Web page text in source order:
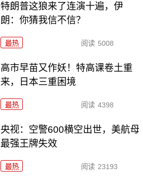
特朗普这狼来了连演十遍，伊
朗：你猜我信不信？
最热 阅读 5008
高市早苗又作妖！特高课卷土重
来，日本三重困境
最热 阅读 4398
央视：空警600横空出世，美航母
最强王牌失效
最热 阅读 23193